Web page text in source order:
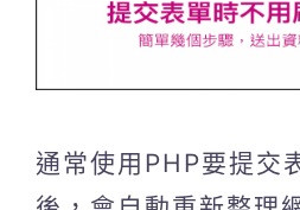
通常使用PHP要提交